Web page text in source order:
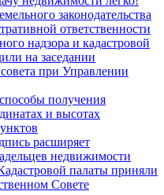
законодательства
ответственности
надзора и кадастровой
на заседании
при Управлении
получения
и высотах
расширяет
недвижимости
палаты приняли
Совете